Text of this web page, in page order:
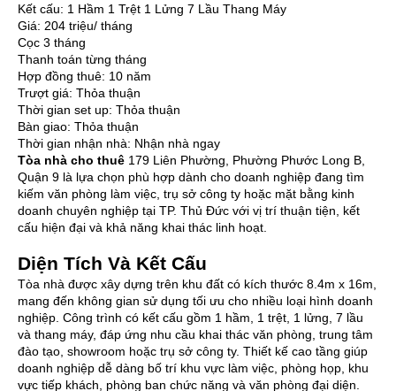
Kết cấu: 1 Hầm 1 Trệt 1 Lửng 7 Lầu Thang Máy
Giá: 204 triệu/ tháng
Cọc 3 tháng
Thanh toán từng tháng
Hợp đồng thuê: 10 năm
Trượt giá: Thỏa thuận
Thời gian set up: Thỏa thuận
Bàn giao: Thỏa thuận
Thời gian nhận nhà: Nhận nhà ngay
Tòa nhà cho thuê 179 Liên Phường, Phường Phước Long B,
Quận 9 là lựa chọn phù hợp dành cho doanh nghiệp đang tìm
kiếm văn phòng làm việc, trụ sở công ty hoặc mặt bằng kinh
doanh chuyên nghiệp tại TP. Thủ Đức với vị trí thuận tiện, kết
cấu hiện đại và khả năng khai thác linh hoạt.
Diện Tích Và Kết Cấu
Tòa nhà được xây dựng trên khu đất có kích thước 8.4m x 16m,
mang đến không gian sử dụng tối ưu cho nhiều loại hình doanh
nghiệp. Công trình có kết cấu gồm 1 hầm, 1 trệt, 1 lửng, 7 lầu
và thang máy, đáp ứng nhu cầu khai thác văn phòng, trung tâm
đào tạo, showroom hoặc trụ sở công ty. Thiết kế cao tầng giúp
doanh nghiệp dễ dàng bố trí khu vực làm việc, phòng họp, khu
vực tiếp khách, phòng ban chức năng và văn phòng đại diện.